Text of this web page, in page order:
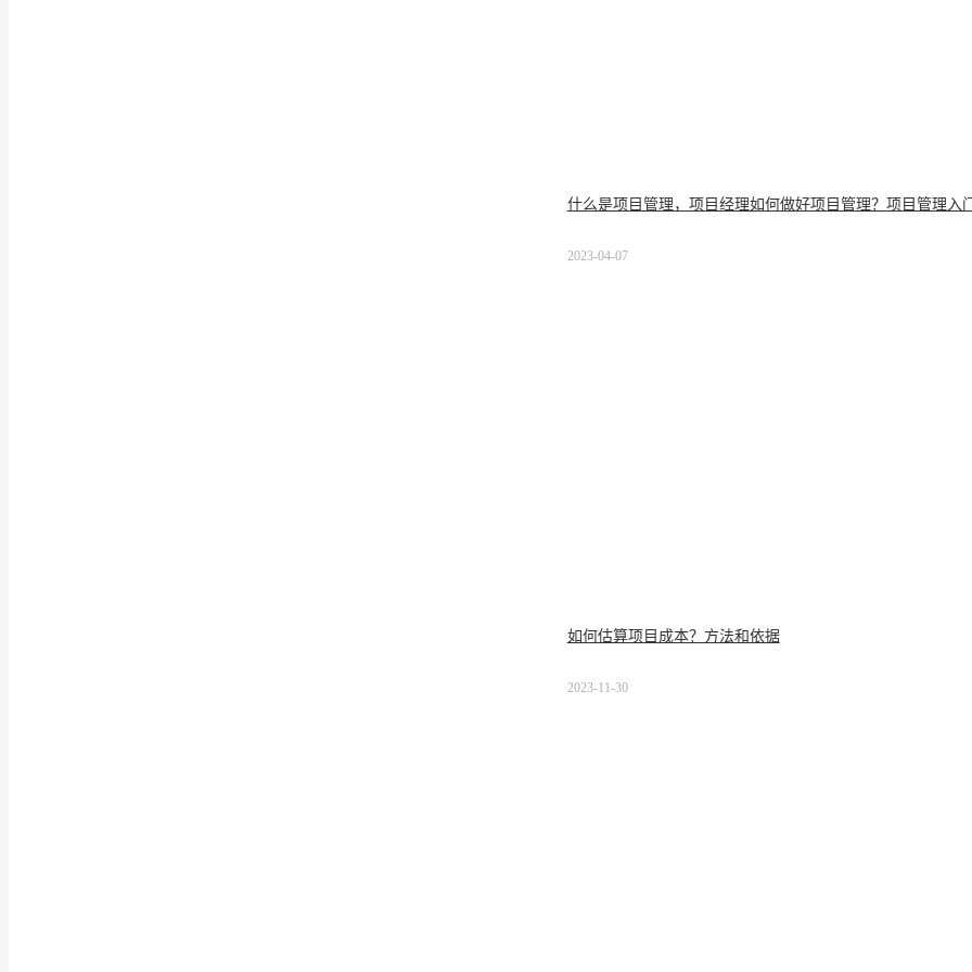
什么是项目管理，项目经理如何做好项目管理？项目管理入
2023-04-07
如何估算项目成本？方法和依据
2023-11-30